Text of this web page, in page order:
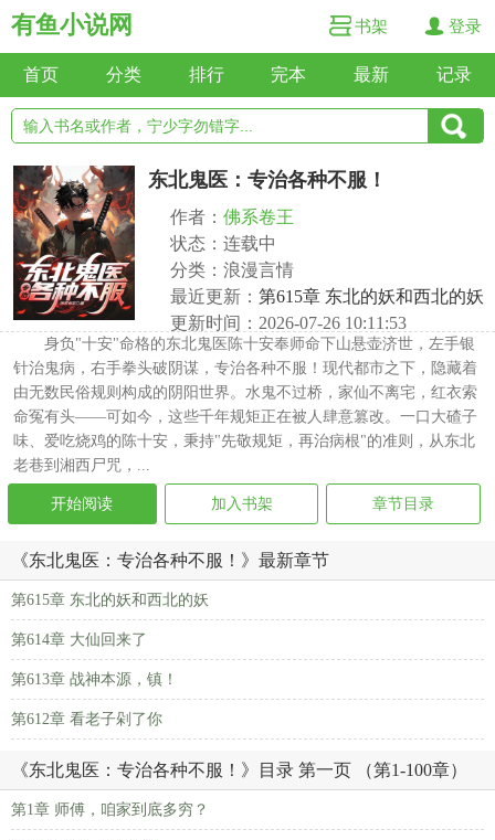
有鱼小说网 书架 登录
首页 分类 排行 完本 最新 记录
东北鬼医：专治各种不服！
作者： 佛系卷王
状态：连载中
分类：浪漫言情
最近更新： 第615章 东北的妖和西北的妖
更新时间：2026-07-26 10:11:53
身负"十安"命格的东北鬼医陈十安奉师命下山悬壶济世，左手银
针治鬼病，右手拳头破阴谋，专治各种不服！现代都市之下，隐藏着
由无数民俗规则构成的阴阳世界。水鬼不过桥，家仙不离宅，红衣索
命冤有头——可如今，这些千年规矩正在被人肆意篡改。一口大碴子
味、爱吃烧鸡的陈十安，秉持"先敬规矩，再治病根"的准则，从东北
老巷到湘西尸咒，...
开始阅读 加入书架 章节目录
《东北鬼医：专治各种不服！》最新章节
第615章 东北的妖和西北的妖
第614章 大仙回来了
第613章 战神本源，镇！
第612章 看老子剁了你
《东北鬼医：专治各种不服！》目录 第一页 （第1-100章）
第1章 师傅，咱家到底多穷？